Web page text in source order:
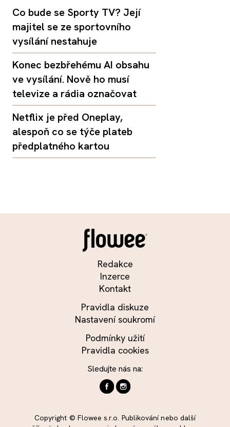
Co bude se Sporty TV? Její
majitel se ze sportovního
vysílání nestahuje
Konec bezbřehému AI obsahu
ve vysílání. Nově ho musí
televize a rádia označovat
Netflix je před Oneplay,
alespoň co se týče plateb
předplatného kartou
Redakce
Inzerce
Kontakt
Pravidla diskuze
Nastavení soukromí
Podmínky užití
Pravidla cookies
Sledujte nás na:
Copyright © Flowee s.r.o. Publikování nebo další